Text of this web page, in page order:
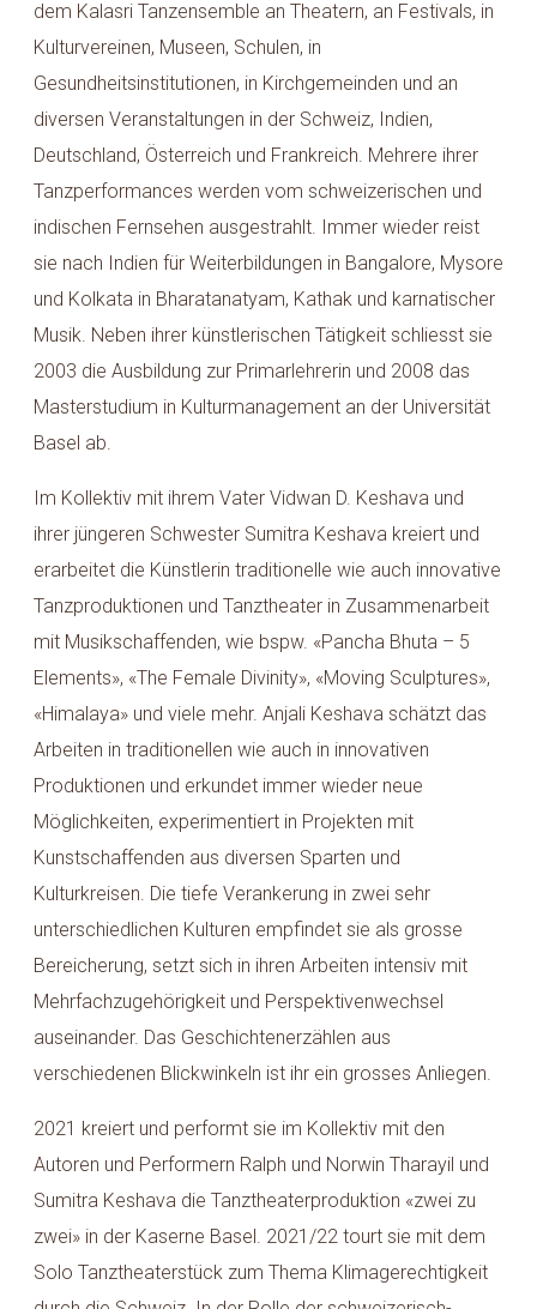
dem Kalasri Tanzensemble an Theatern, an Festivals, in
Kulturvereinen, Museen, Schulen, in
Gesundheitsinstitutionen, in Kirchgemeinden und an
diversen Veranstaltungen in der Schweiz, Indien,
Deutschland, Österreich und Frankreich. Mehrere ihrer
Tanzperformances werden vom schweizerischen und
indischen Fernsehen ausgestrahlt. Immer wieder reist
sie nach Indien für Weiterbildungen in Bangalore, Mysore
und Kolkata in Bharatanatyam, Kathak und karnatischer
Musik. Neben ihrer künstlerischen Tätigkeit schliesst sie
2003 die Ausbildung zur Primarlehrerin und 2008 das
Masterstudium in Kulturmanagement an der Universität
Basel ab.
Im Kollektiv mit ihrem Vater Vidwan D. Keshava und
ihrer jüngeren Schwester Sumitra Keshava kreiert und
erarbeitet die Künstlerin traditionelle wie auch innovative
Tanzproduktionen und Tanztheater in Zusammenarbeit
mit Musikschaffenden, wie bspw. «Pancha Bhuta – 5
Elements», «The Female Divinity», «Moving Sculptures»,
«Himalaya» und viele mehr. Anjali Keshava schätzt das
Arbeiten in traditionellen wie auch in innovativen
Produktionen und erkundet immer wieder neue
Möglichkeiten, experimentiert in Projekten mit
Kunstschaffenden aus diversen Sparten und
Kulturkreisen. Die tiefe Verankerung in zwei sehr
unterschiedlichen Kulturen empfindet sie als grosse
Bereicherung, setzt sich in ihren Arbeiten intensiv mit
Mehrfachzugehörigkeit und Perspektivenwechsel
auseinander. Das Geschichtenerzählen aus
verschiedenen Blickwinkeln ist ihr ein grosses Anliegen.
2021 kreiert und performt sie im Kollektiv mit den
Autoren und Performern Ralph und Norwin Tharayil und
Sumitra Keshava die Tanztheaterproduktion «zwei zu
zwei» in der Kaserne Basel. 2021/22 tourt sie mit dem
Solo Tanztheaterstück zum Thema Klimagerechtigkeit